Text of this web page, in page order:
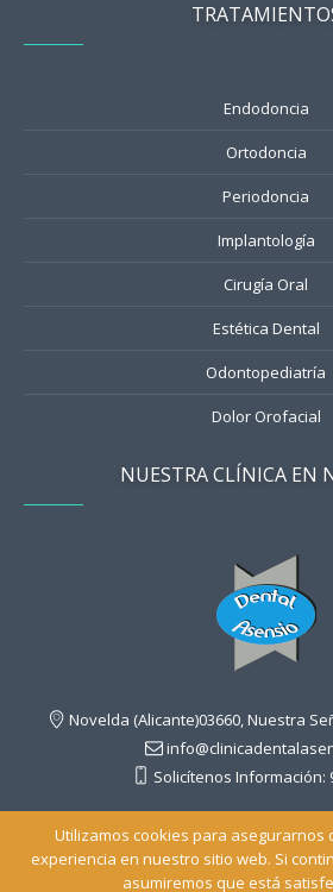
Endodoncia
Ortodoncia
Periodoncia
Implantología
Cirugía Oral
Estética Dental
Odontopediatría
Dolor Orofacial
NUESTRA CLÍNICA EN
Novelda (Alicante)03660,Nuestra
Solicítenos Información:
Política
Política privacidad/ © 1985-
Utilizamos cookies para asegurarnos
experiencia en nuestro sitio web. Si
asumiremos que está